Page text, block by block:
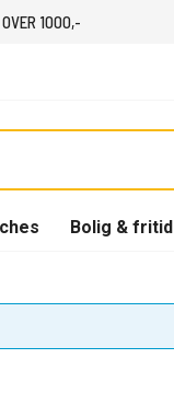
1000,-
Bolig & fritid